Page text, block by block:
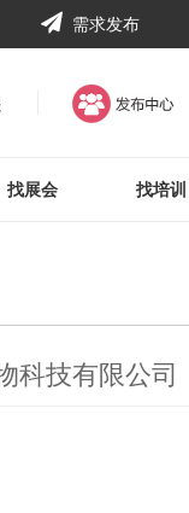
需求发布
找展会 找培训
科技有限公司